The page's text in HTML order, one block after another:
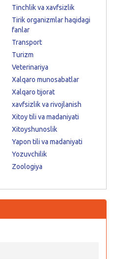
Tinchlik va xavfsizlik
Tirik organizmlar haqidagi
fanlar
Transport
Turizm
Veterinariya
Xalqaro munosabatlar
Xalqaro tijorat
xavfsizlik va rivojlanish
Xitoy tili va madaniyati
Xitoyshunoslik
Yapon tili va madaniyati
Yozuvchilik
Zoologiya